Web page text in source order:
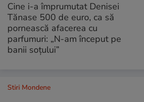
Cine i-a împrumutat Denisei
Tănase 500 de euro, ca să
pornească afacerea cu
parfumuri: „N-am început pe
banii soțului”
Stiri Mondene